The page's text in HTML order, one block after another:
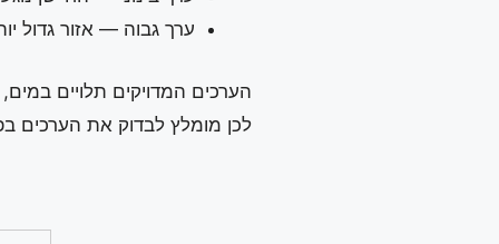
ערך גבוה — אזור גדול
הערכים המדויקים תלויים
לכן מומלץ לבדוק את הערכים